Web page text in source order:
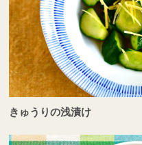
きゅうりの浅漬け